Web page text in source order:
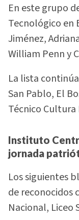
En este grupo
Tecnológico en
Jiménez,
William Penn y
La lista
San Pablo, El
Técnico
Instituto
jornada
Los siguientes
de reconocidos
Nacional, Liceo